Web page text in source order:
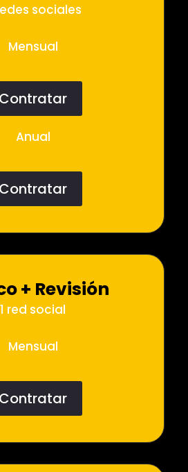
sociales
Mensual
Contratar
Anual
Contratar
+ Revisión
1 red social
Mensual
Contratar